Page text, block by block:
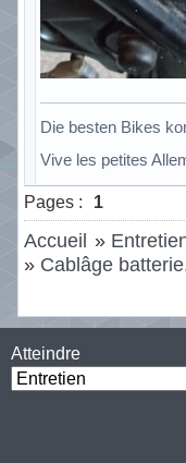
Die besten Bikes
Vive les petites
Hors ligne
Pages : 1
Accueil »
» Cablâge
Atteindre